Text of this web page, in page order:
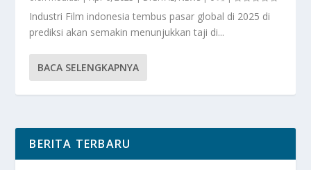
Industri Film indonesia tembus pasar global di 2025 di
prediksi akan semakin menunjukkan taji di...
BACA SELENGKAPNYA
BERITA TERBARU